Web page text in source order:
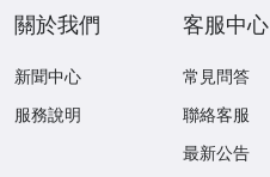
關於我們
新聞中心
服務說明
客服中心
常見問答
聯絡客服
最新公告